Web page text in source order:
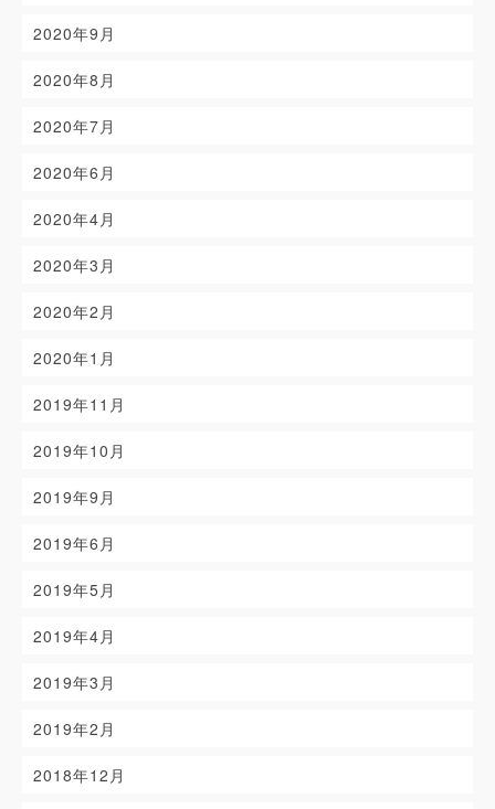
2020年9月
2020年8月
2020年7月
2020年6月
2020年4月
2020年3月
2020年2月
2020年1月
2019年11月
2019年10月
2019年9月
2019年6月
2019年5月
2019年4月
2019年3月
2019年2月
2018年12月